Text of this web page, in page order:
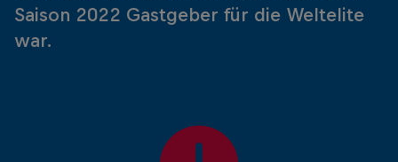
Saison 2022 Gastgeber für die Weltelite
war.